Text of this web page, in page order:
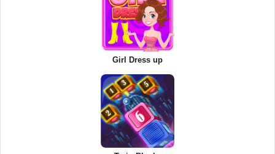
Girl Dress up